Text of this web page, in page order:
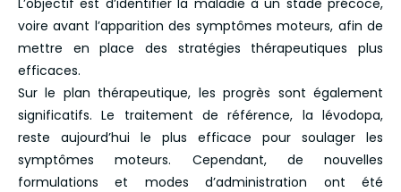
L’objectif est d’identifier la maladie à un stade précoce,
voire avant l’apparition des symptômes moteurs, afin de
mettre en place des stratégies thérapeutiques plus
efficaces.
Sur le plan thérapeutique, les progrès sont également
significatifs. Le traitement de référence, la lévodopa,
reste aujourd’hui le plus efficace pour soulager les
symptômes moteurs. Cependant, de nouvelles
formulations et modes d’administration ont été